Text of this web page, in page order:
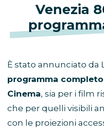
Venezia
È stato annunciato da
programma
Cinema, sia per i film
che per quelli visibili
con le proiezioni